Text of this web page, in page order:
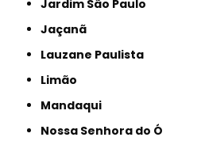
Jardim São Paulo
Jaçanã
Lauzane Paulista
Limão
Mandaqui
Nossa Senhora do Ó